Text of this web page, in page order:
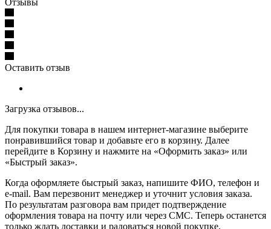
Оставить отзыв
Загрузка отзывов...
Для покупки товара в нашем интернет-магазине выберите
понравившийся товар и добавьте его в корзину. Далее
перейдите в Корзину и нажмите на «Оформить заказ» или
«Быстрый заказ».
Когда оформляете быстрый заказ, напишите ФИО, телефон и
e-mail. Вам перезвонит менеджер и уточнит условия заказа.
По результатам разговора вам придет подтверждение
оформления товара на почту или через СМС. Теперь останется
только ждать доставки и радоваться новой покупке.